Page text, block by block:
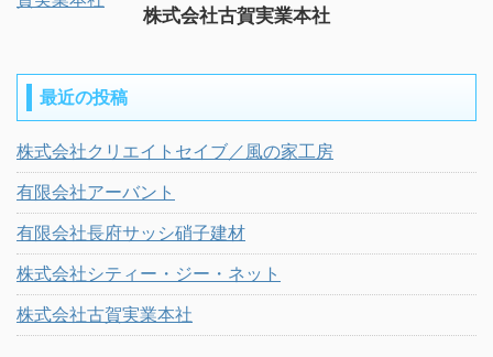
株式会社古賀実業本社
最近の投稿
株式会社クリエイトセイブ／風の家工房
有限会社アーバント
有限会社長府サッシ硝子建材
株式会社シティー・ジー・ネット
株式会社古賀実業本社